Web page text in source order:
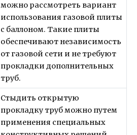
можно рассмотреть вариант
использования газовой плиты
с баллоном. Такие плиты
обеспечивают независимость
от газовой сети и не требуют
прокладки дополнительных
труб.
Стыдить открытую
прокладку труб можно путем
применения специальных